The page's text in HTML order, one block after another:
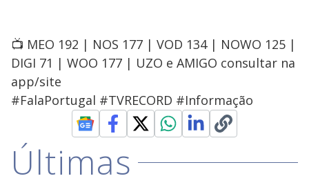
📺 MEO 192 | NOS 177 | VOD 134 | NOWO 125 |
DIGI 71 | WOO 177 | UZO e AMIGO consultar na
app/site
#FalaPortugal #TVRECORD #Informação
Últimas